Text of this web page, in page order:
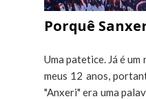
Porquê
Uma patetice. Já é um
meus 12 anos,
"Anxeri" era uma